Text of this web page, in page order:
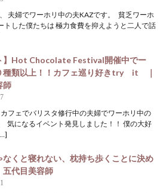
夫婦でワーホリ中の夫KAZです。 貧乏ワーホ
トした僕たちは 極力食費を抑えようと二人で話
】Hot Chocolate Festival開催中でー
種類以上！！カフェ巡り好きtry it ｜
師
カフェでバリスタ修行中の夫婦でワーホリ中の
気になるイベント発見しました！！ 僕の大好
なくと寝れない、枕持ち歩くことに決め
代目美容師